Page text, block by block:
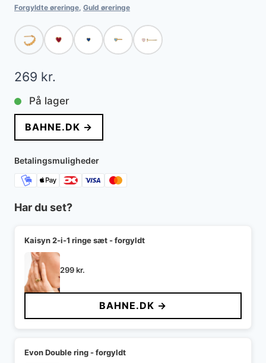
Forgyldte øreringe, Guld øreringe
269 kr.
På lager
BAHNE.DK →
Betalingsmuligheder
Har du set?
Kaisyn 2-i-1 ringe sæt - forgyldt
299kr.
BAHNE.DK →
Evon Double ring - forgyldt